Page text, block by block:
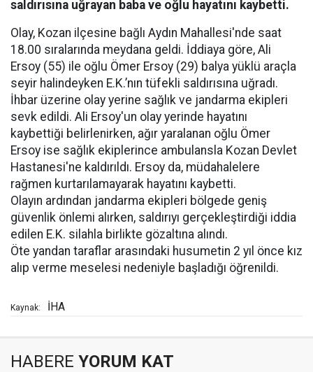
saldırısına uğrayan baba ve oğlu hayatını kaybetti.
Olay, Kozan ilçesine bağlı Aydın Mahallesi'nde saat
18.00 sıralarında meydana geldi. İddiaya göre, Ali
Ersoy (55) ile oğlu Ömer Ersoy (29) balya yüklü araçla
seyir halindeyken E.K.’nın tüfekli saldırısına uğradı.
İhbar üzerine olay yerine sağlık ve jandarma ekipleri
sevk edildi. Ali Ersoy'un olay yerinde hayatını
kaybettiği belirlenirken, ağır yaralanan oğlu Ömer
Ersoy ise sağlık ekiplerince ambulansla Kozan Devlet
Hastanesi'ne kaldırıldı. Ersoy da, müdahalelere
rağmen kurtarılamayarak hayatını kaybetti.
Olayın ardından jandarma ekipleri bölgede geniş
güvenlik önlemi alırken, saldırıyı gerçekleştirdiği iddia
edilen E.K. silahla birlikte gözaltına alındı.
Öte yandan taraflar arasındaki husumetin 2 yıl önce kız
alıp verme meselesi nedeniyle başladığı öğrenildi.
Kaynak: İHA
HABERE YORUM KAT